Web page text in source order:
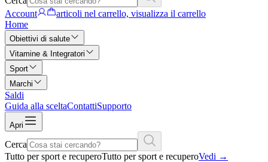
Account
articoli nel carrello, visualizza il carrello
Home
Obiettivi di salute
Vitamine & Integratori
Sport
Marchi
Saldi
Guida alla sceltaContattiSupporto
Apri
Cerca
Tutto per sport e recuperoTutto per sport e recuperoVedi →